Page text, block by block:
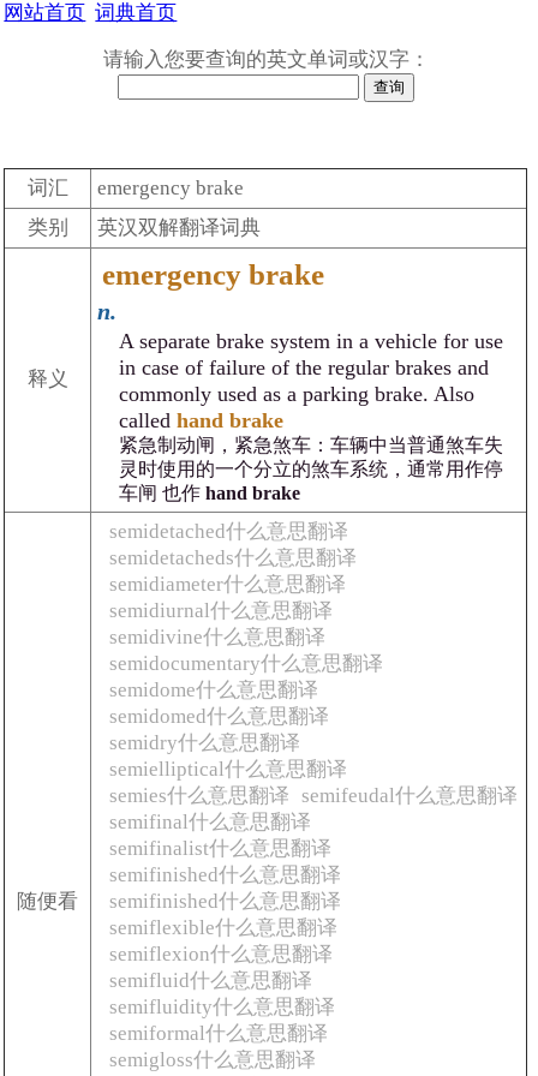
网站首页 词典首页
请输入您要查询的英文单词或汉字：
词汇
emergency brake
类别
英汉双解翻译词典
释义
emergency brake
n.
A separate brake system in a vehicle for use
in case of failure of the regular brakes and
commonly used as a parking brake. Also
called hand brake
紧急制动闸，紧急煞车：车辆中当普通煞车失
灵时使用的一个分立的煞车系统，通常用作停
车闸 也作 hand brake
随便看
semidetached什么意思翻译
semidetacheds什么意思翻译
semidiameter什么意思翻译
semidiurnal什么意思翻译
semidivine什么意思翻译
semidocumentary什么意思翻译
semidome什么意思翻译
semidomed什么意思翻译
semidry什么意思翻译
semielliptical什么意思翻译
semies什么意思翻译 semifeudal什么意思翻译
semifinal什么意思翻译
semifinalist什么意思翻译
semifinished什么意思翻译
semifinished什么意思翻译
semiflexible什么意思翻译
semiflexion什么意思翻译
semifluid什么意思翻译
semifluidity什么意思翻译
semiformal什么意思翻译
semigloss什么意思翻译